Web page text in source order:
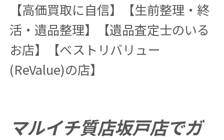
【高価買取に自信】【生前整理・終
活・遺品整理】【遺品査定士のいる
お店】【ベストリバリュー
(ReValue)の店】
マルイチ質店坂戸店でガ